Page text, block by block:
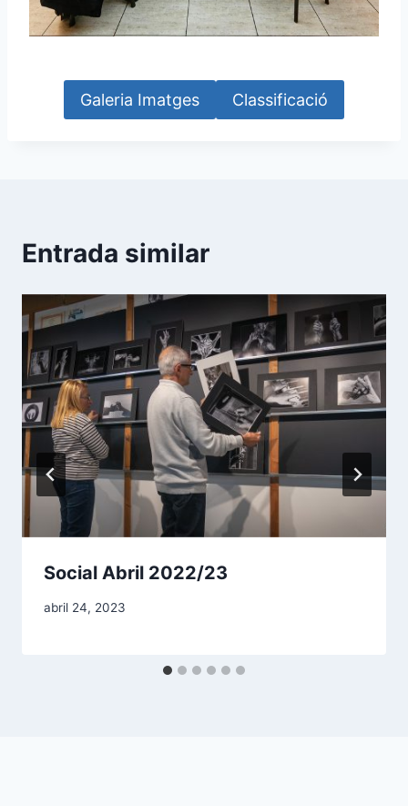
Galeria Imatges Classificació
Entrada similar
Social Abril 2022/23
abril 24, 2023